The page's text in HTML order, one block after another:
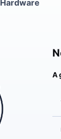
Hardware
A